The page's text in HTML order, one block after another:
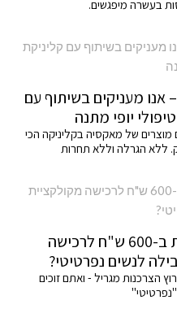
אנו מעניקים בשיתוף עם
מוצרים של מאקסיה בקליניקה הכי
רוצה להשתתף בהגרלה ולזכות ב-600 ש"ח לרכישה
לנשים נפרטיטי?
הצרכנות מגריל - ואתם זוכים